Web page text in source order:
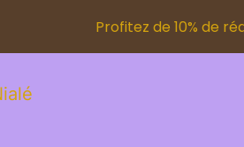
Profitez de 10% de